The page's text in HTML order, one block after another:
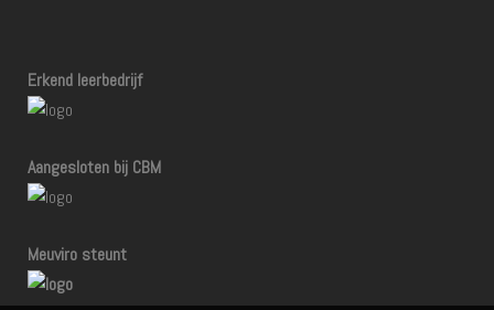
Erkend leerbedrijf
Aangesloten bij CBM
Meuviro steunt